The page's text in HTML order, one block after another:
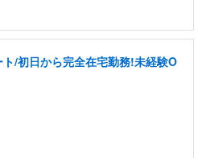
/初日から完全在宅勤務!未経験O